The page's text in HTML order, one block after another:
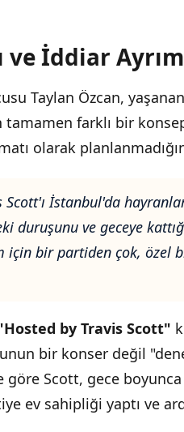
İddiar
Taylan Özcan,
farklı bir
olarak
Scott'ı İstanbul'da
duruşunu ve geceye
bir partiden çok, özel
by Travis Scott"
bir konser değil
Scott, gece
ev sahipliği yaptı ve